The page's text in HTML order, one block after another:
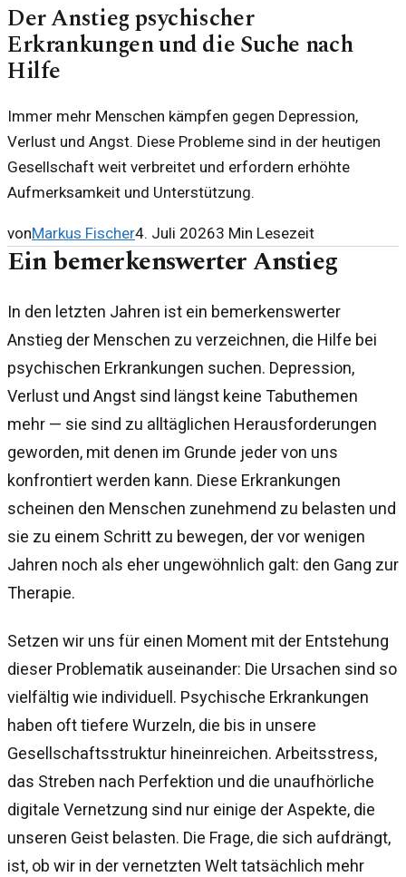
Der Anstieg psychischer
Erkrankungen und die Suche nach
Hilfe
Immer mehr Menschen kämpfen gegen Depression,
Verlust und Angst. Diese Probleme sind in der heutigen
Gesellschaft weit verbreitet und erfordern erhöhte
Aufmerksamkeit und Unterstützung.
vonMarkus Fischer4. Juli 20263 Min Lesezeit
Ein bemerkenswerter Anstieg
In den letzten Jahren ist ein bemerkenswerter
Anstieg der Menschen zu verzeichnen, die Hilfe bei
psychischen Erkrankungen suchen. Depression,
Verlust und Angst sind längst keine Tabuthemen
mehr — sie sind zu alltäglichen Herausforderungen
geworden, mit denen im Grunde jeder von uns
konfrontiert werden kann. Diese Erkrankungen
scheinen den Menschen zunehmend zu belasten und
sie zu einem Schritt zu bewegen, der vor wenigen
Jahren noch als eher ungewöhnlich galt: den Gang zur
Therapie.
Setzen wir uns für einen Moment mit der Entstehung
dieser Problematik auseinander: Die Ursachen sind so
vielfältig wie individuell. Psychische Erkrankungen
haben oft tiefere Wurzeln, die bis in unsere
Gesellschaftsstruktur hineinreichen. Arbeitsstress,
das Streben nach Perfektion und die unaufhörliche
digitale Vernetzung sind nur einige der Aspekte, die
unseren Geist belasten. Die Frage, die sich aufdrängt,
ist, ob wir in der vernetzten Welt tatsächlich mehr